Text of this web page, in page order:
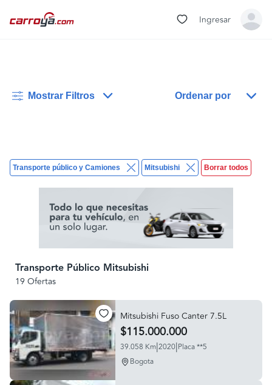
Ingresar
Mostrar Filtros Ordenar por
Transporte público y Camiones Mitsubishi Borrar todos
Transporte Público Mitsubishi
19 Ofertas
Mitsubishi Fuso Canter 7.5L
$115.000.000
39.058 Km|2020|Placa **5
Bogota